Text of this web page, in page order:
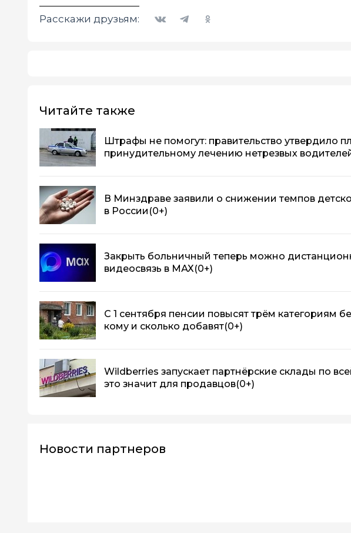
Расскажи друзьям:
Читайте также
Штрафы не помогут: правительство утвердило
принудительному лечению нетрезвых
В Минздраве заявили о снижении темпов
в России (0+)
Закрыть больничный теперь можно
видеосвязь в МАХ(0+)
С 1 сентября пенсии повысят трём категориям
кому и сколько добавят(0+)
Wildberries запускает партнёрские склады по
это значит для продавцов(0+)
Новости партнеров